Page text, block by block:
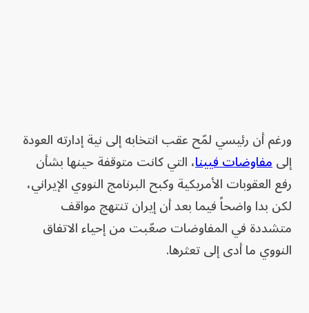
ورغم أن رئيسي لمّح عقب انتخابه إلى نية إدارته العودة
إلىمفاوضات فيينا، التي كانت متوقفة حينها بشأن
رفع العقوبات الأمريكية وكبح البرنامج النووي الإيراني،
لكن بدا واضحاً فيما بعد أن إيران تنتهج مواقف
متشددة في المفاوضات صعّبت من إحياء الاتفاق
النووي ما أدى إلى تعثرها.